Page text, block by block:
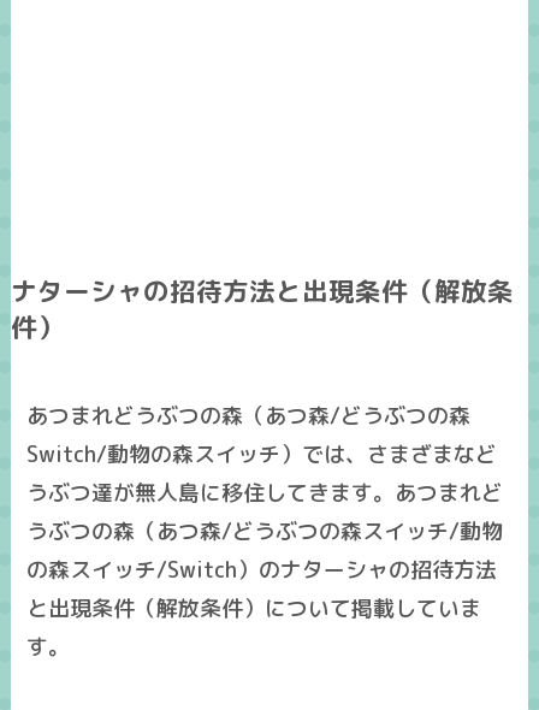
ナターシャの招待方法と出現条件（解放条
件）
あつまれどうぶつの森（あつ森/どうぶつの森
Switch/動物の森スイッチ）では、さまざまなど
うぶつ達が無人島に移住してきます。あつまれど
うぶつの森（あつ森/どうぶつの森スイッチ/動物
の森スイッチ/Switch）のナターシャの招待方法
と出現条件（解放条件）について掲載していま
す。